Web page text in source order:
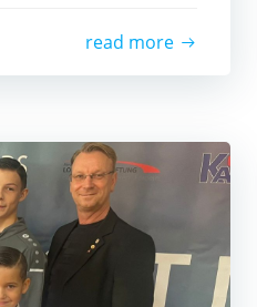
read more